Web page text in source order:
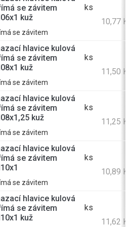
se závitem
kuž
ks
10,77
se závitem
hlavice kulová
se závitem
kuž
ks
11,50
se závitem
hlavice kulová
se závitem
kuž
ks
11,25
se závitem
hlavice kulová
se závitem
ks
10,89
se závitem
hlavice kulová
se závitem
kuž
ks
11,62